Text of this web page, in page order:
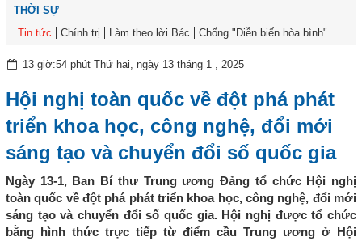
THỜI SỰ
Tin tức
Chính trị Làm theo lời Bác Chống "Diễn biến hòa bình"
13 giờ:54 phút Thứ hai, ngày 13 tháng 1 , 2025
Hội nghị toàn quốc về đột phá phát
triển khoa học, công nghệ, đổi mới
sáng tạo và chuyển đổi số quốc gia
Ngày 13-1, Ban Bí thư Trung ương Đảng tổ chức Hội nghị
toàn quốc về đột phá phát triển khoa học, công nghệ, đổi mới
sáng tạo và chuyển đổi số quốc gia. Hội nghị được tổ chức
bằng hình thức trực tiếp từ điểm cầu Trung ương ở Hội